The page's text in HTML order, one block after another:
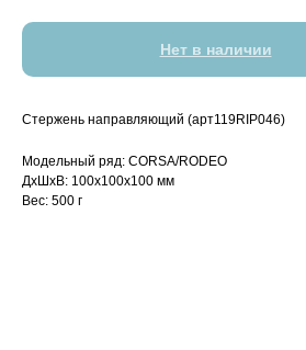
Нет в наличии
Стержень направляющий (арт119RIP046)
Модельный ряд: CORSA/RODEO
ДxШxВ: 100x100x100 мм
Вес: 500 г